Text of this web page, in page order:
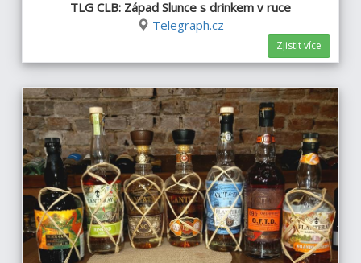
TLG CLB: Západ Slunce s drinkem v ruce
Telegraph.cz
Zjistit více